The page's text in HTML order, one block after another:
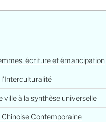
écriture et émancipation
ville à la synthèse universelle
Chinoise Contemporaine